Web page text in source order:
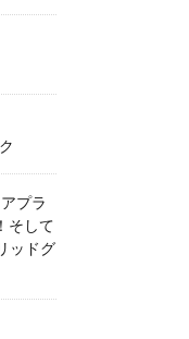
プラ
そして
ッドグ